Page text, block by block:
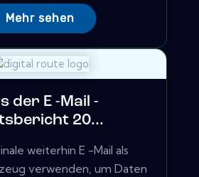
Mehr sehen
der E -Mail -
20...
weiterhin E -Mail als
verwenden, um Daten